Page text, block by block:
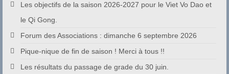
Les objectifs de la saison 2026-2027 pour le Viet Vo Dao et
le Qi Gong.
Forum des Associations : dimanche 6 septembre 2026
Pique-nique de fin de saison ! Merci à tous !!
Les résultats du passage de grade du 30 juin.